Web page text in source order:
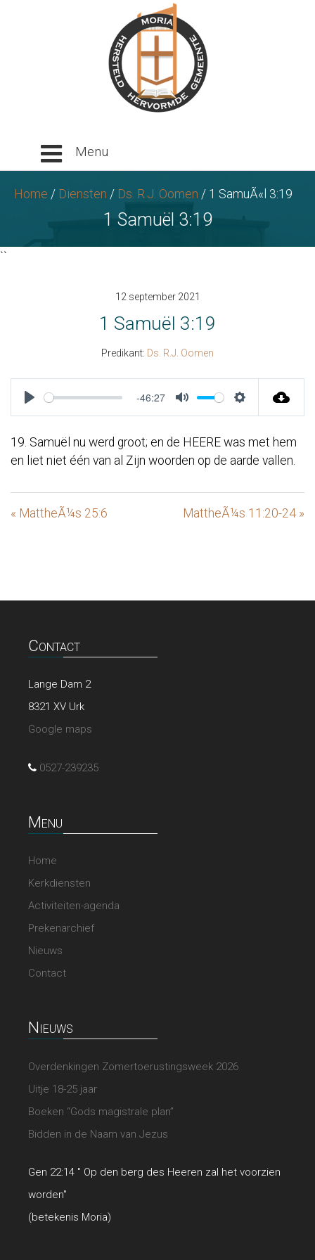
Home / Diensten / Ds. R.J. Oomen / 1 SamuÃ«l 3:19
1 Samuël 3:19
``
12 september 2021
1 Samuël 3:19
Predikant: Ds. R.J. Oomen
Play
-46:27
Mute Settings
19. Samuël nu werd groot; en de HEERE was met hem
en liet niet één van al Zijn woorden op de aarde vallen.
« MattheÃ¼s 25:6 MattheÃ¼s 11:20-24 »
Contact
Lange Dam 2
8321 XV Urk
Google maps
0527-239235
Menu
Home
Kerkdiensten
Activiteiten-agenda
Prekenarchief
Nieuws
Contact
Nieuws
Overdenkingen Zomertoerustingsweek 2026
Uitje 18-25 jaar
Boeken “Gods magistrale plan”
Bidden in de Naam van Jezus
Gen 22:14 " Op den berg des Heeren zal het voorzien
worden"
(betekenis Moria)